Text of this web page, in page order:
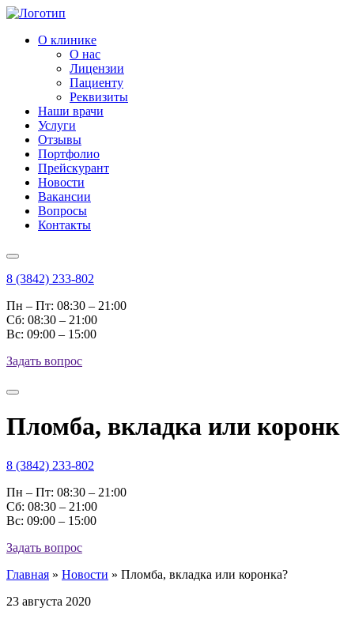
О клинике
О нас
Лицензии
Пациенту
Реквизиты
Наши врачи
Услуги
Отзывы
Портфолио
Прейскурант
Новости
Вакансии
Вопросы
Контакты
8 (3842) 233-802
Пн – Пт: 08:30 – 21:00
Cб: 08:30 – 21:00
Вс: 09:00 – 15:00
Задать вопрос
Пломба, вкладка или
8 (3842) 233-802
Пн – Пт: 08:30 – 21:00
Cб: 08:30 – 21:00
Вс: 09:00 – 15:00
Задать вопрос
Главная » Новости » Пломба, вкладка или коронка?
23 августа 2020